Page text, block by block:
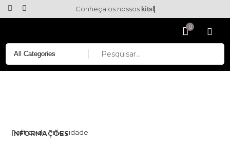
Conheça os nossos kits!
INFORMAÇÕES
Política de Privacidade